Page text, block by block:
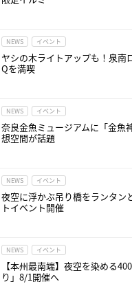
NEWS イベント
ヤシの木ライトアップも！泉南
Qを満喫
NEWS イベント
奈良金魚ミュージアムに「金魚
想空間が話題
NEWS イベント
夜空に浮かぶ吊り橋をランタン
トイベント開催
NEWS イベント
【本州最南端】夜空を染める
り」8/1開催へ